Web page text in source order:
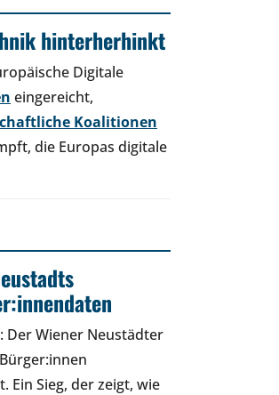
hinterherhinkt
Digitale
eingereicht,
Koalitionen
die Europas digitale
Der Wiener Neustädter
Sieg, der zeigt, wie